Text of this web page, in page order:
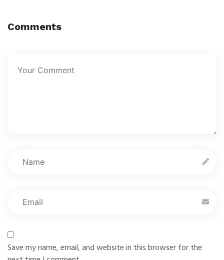
Comments
Save my name, email, and website in this browser for the